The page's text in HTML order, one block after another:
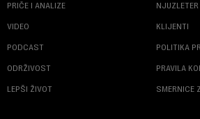
PRIČE I ANALIZE
VIDEO
PODCAST
ODRŽIVOST
LEPŠI ŽIVOT
NJUZLETER
KLIJENTI
POLITIKA
PRAVILA
SMERNICE